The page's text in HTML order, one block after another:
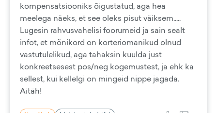
kompensatsiooniks õigustatud, aga hea
meelega näeks, et see oleks pisut väiksem.....
Lugesin rahvusvahelisi foorumeid ja sain sealt
infot, et mõnikord on korteriomanikud olnud
vastutulelikud, aga tahaksin kuulda just
konkreetsesest pos/neg kogemustest, ja ehk ka
sellest, kui kellelgi on mingeid nippe jagada.
Aitäh!